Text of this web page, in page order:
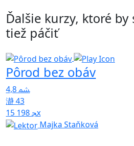
Ďalšie kurzy, ktoré
tiež páčiť
Pôrod bez obáv
4,8
43
15 198x
Majka Staňková